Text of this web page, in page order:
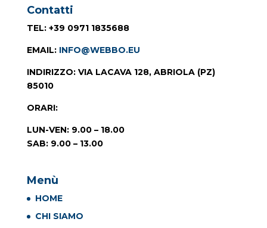
Contatti
TEL: +39 0971 1835688
EMAIL: INFO@WEBBO.EU
INDIRIZZO: VIA LACAVA 128, ABRIOLA (PZ)
85010
ORARI:
LUN-VEN: 9.00 – 18.00
SAB: 9.00 – 13.00
Menù
HOME
CHI SIAMO